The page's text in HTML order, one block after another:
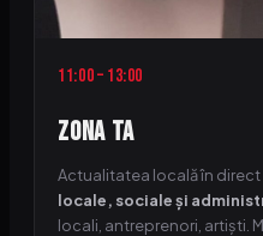
11:00 – 13:00
Zona Ta
Actualitatea locală în direct
locale, sociale și
locali, antreprenori, artiști.